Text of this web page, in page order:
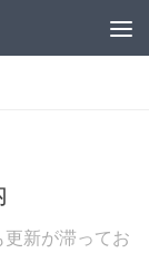
新が滞ってお